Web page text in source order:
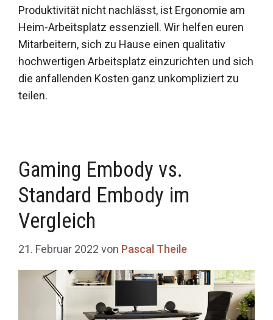
Produktivität nicht nachlässt, ist Ergonomie am
Heim-Arbeitsplatz essenziell. Wir helfen euren
Mitarbeitern, sich zu Hause einen qualitativ
hochwertigen Arbeitsplatz einzurichten und sich
die anfallenden Kosten ganz unkompliziert zu
teilen.
Gaming Embody vs.
Standard Embody im
Vergleich
21. Februar 2022 von Pascal Theile